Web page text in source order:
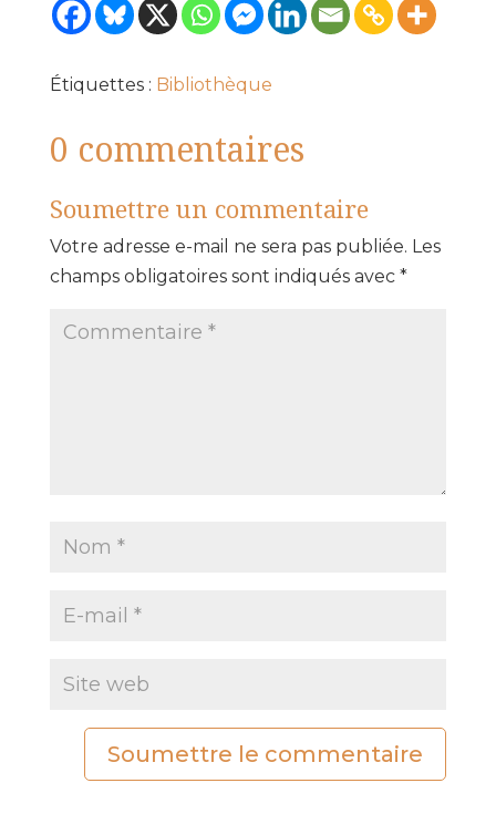
Étiquettes : Bibliothèque
0 commentaires
Soumettre un commentaire
Votre adresse e-mail ne sera pas publiée. Les
champs obligatoires sont indiqués avec *
Soumettre le commentaire